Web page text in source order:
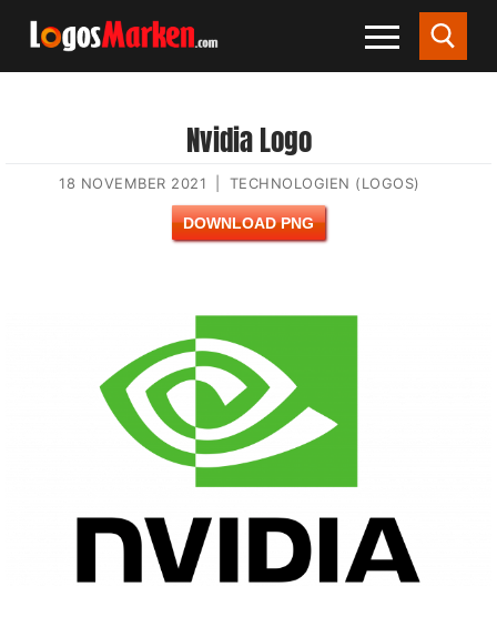
Nvidia Logo
18 NOVEMBER 2021 TECHNOLOGIEN (LOGOS)
DOWNLOAD PNG